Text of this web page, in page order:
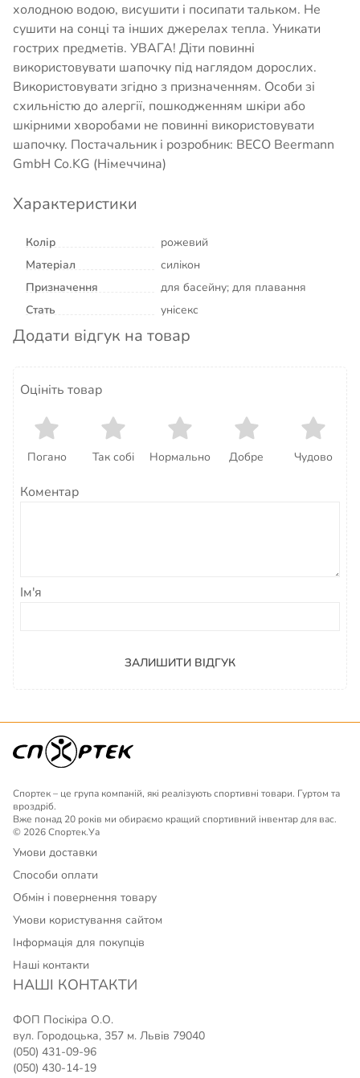
холодною водою, висушити і посипати тальком. Не
сушити на сонці та інших джерелах тепла. Уникати
гострих предметів. УВАГА! Діти повинні
використовувати шапочку під наглядом дорослих.
Використовувати згідно з призначенням. Особи зі
схильністю до алергії, пошкодженням шкіри або
шкірними хворобами не повинні використовувати
шапочку. Постачальник і розробник: BECO Beermann
GmbH Co.KG (Німеччина)
Характеристики
Колір
рожевий
Матеріал
силікон
Призначення
для басейну; для плавання
Стать
унісекс
Додати відгук на товар
Оцініть товар
Погано Так собі Нормально Добре Чудово
Коментар
Ім'я
ЗАЛИШИТИ ВІДГУК
Спортек – це група компаній, які реалізують спортивні товари. Гуртом та
вроздріб.
Вже понад 20 років ми обираємо кращий спортивний інвентар для вас.
© 2026 Спортек.Уа
Умови доставки
Способи оплати
Обмін і повернення товару
Умови користування сайтом
Інформація для покупців
Наші контакти
НАШІ КОНТАКТИ
ФОП Посікіра О.О.
вул. Городоцька, 357 м. Львів 79040
(050) 431-09-96
(050) 430-14-19